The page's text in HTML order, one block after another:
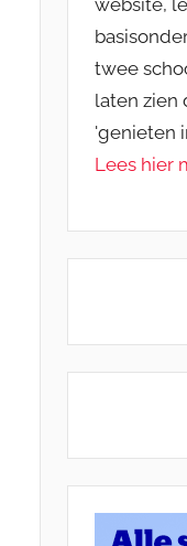
twee
laten zien
'genieten
Lees hier